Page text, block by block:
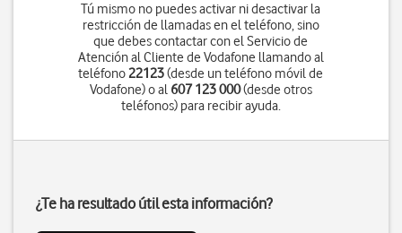
Tú mismo no puedes activar ni desactivar la
restricción de llamadas en el teléfono, sino
que debes contactar con el Servicio de
Atención al Cliente de Vodafone llamando al
teléfono22123(desde un teléfono móvil de
Vodafone) o al 607 123 000(desde otros
teléfonos) para recibir ayuda.
¿Te ha resultado útil esta información?